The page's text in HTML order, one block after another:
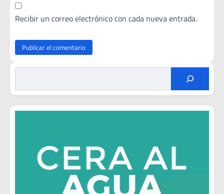
Recibir un correo electrónico con cada nueva entrada.